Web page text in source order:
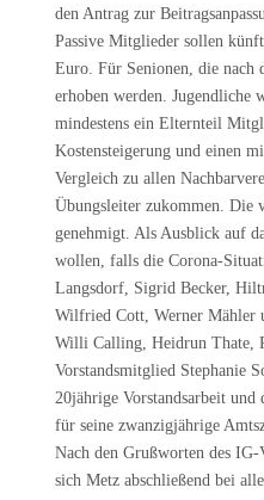
den Antrag zur
Passive Mitglieder sollen
Euro. Für Senionen, die nach
erhoben werden. Jugendliche
mindestens ein Elternteil
Kostensteigerung und einen
Vergleich zu allen
Übungsleiter zukommen. Die
genehmigt. Als Ausblick auf
wollen, falls die Corona-
Langsdorf, Sigrid Becker,
Wilfried Cott, Werner Mähler
Willi Calling, Heidrun Thate,
Vorstandsmitglied Stephanie
20jährige Vorstandsarbeit
für seine zwanzigjährige
Nach den Grußworten des
sich Metz abschließend bei